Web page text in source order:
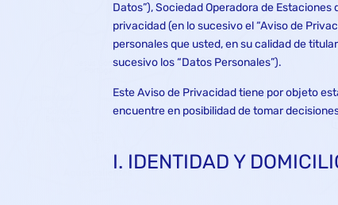
Datos”), Sociedad Operadora de Estaciones
privacidad (en lo sucesivo el “Aviso de
personales que usted, en su calidad de
sucesivo los “Datos Personales”).
Este Aviso de Privacidad tiene por objeto
encuentre en posibilidad de tomar
I. IDENTIDAD Y